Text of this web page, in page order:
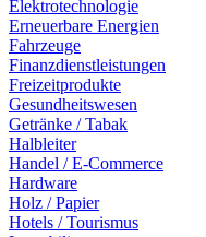
Elektrotechnologie
Erneuerbare Energien
Fahrzeuge
Finanzdienstleistungen
Freizeitprodukte
Gesundheitswesen
Getränke / Tabak
Halbleiter
Handel / E-Commerce
Hardware
Holz / Papier
Hotels / Tourismus